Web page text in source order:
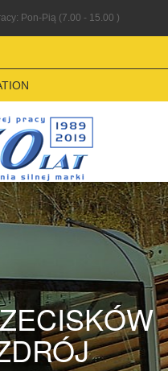
Pon-Pią (7.00 - 15.00 )